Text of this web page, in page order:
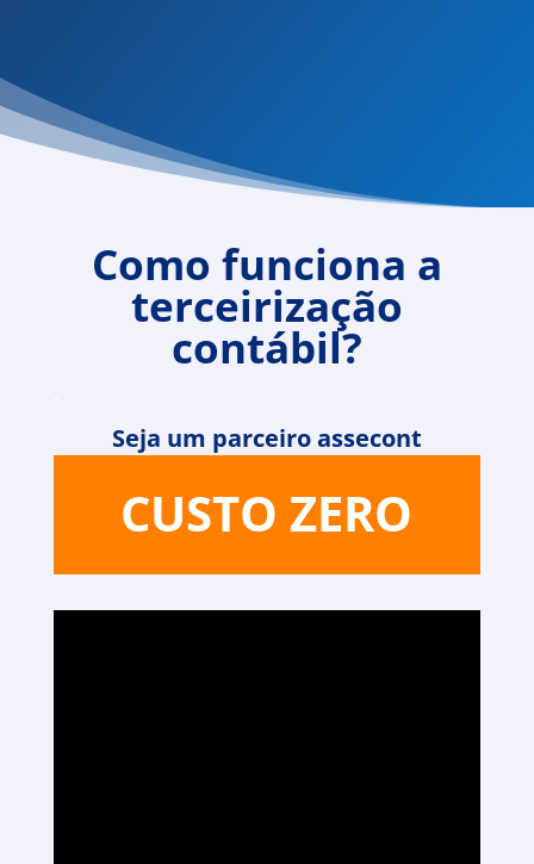
Como funciona a
terceirização
contábil?
Seja um parceiro assecont
CUSTO ZERO